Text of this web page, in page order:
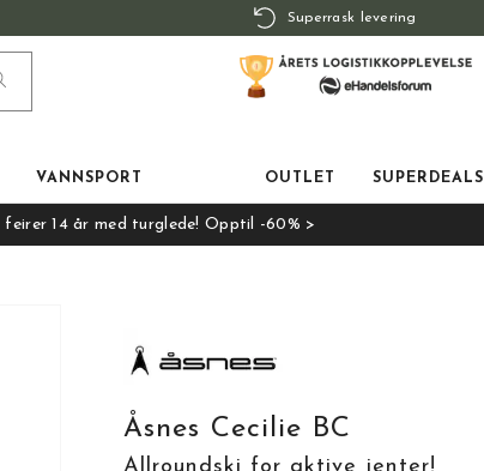
Superrask levering
VANNSPORT OUTLET SUPERDEALS
14 år med turglede! Opptil -60% >
Åsnes Cecilie BC